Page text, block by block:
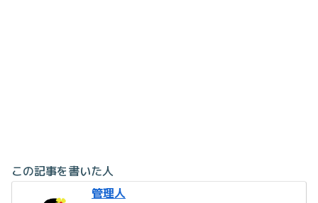
この記事を書いた人
管理人